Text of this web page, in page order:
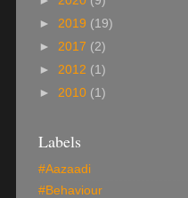
► 2019 (19)
► 2017 (2)
► 2012 (1)
► 2010 (1)
Labels
#Aazaadi
#Behaviour